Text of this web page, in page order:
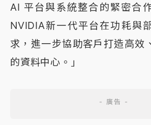
AI 平台與系統整合的緊密合
NVIDIA新一代平台在功耗與
求，進一步協助客戶打造高效
的資料中心。」